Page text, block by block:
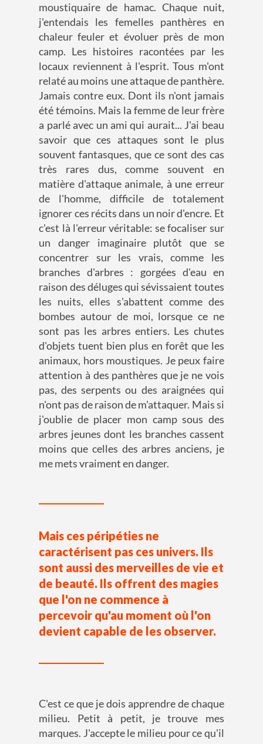
moustiquaire de hamac. Chaque nuit,
j'entendais les femelles panthères en
chaleur feuler et évoluer près de mon
camp. Les histoires racontées par les
locaux reviennent à l'esprit. Tous m'ont
relaté au moins une attaque de panthère.
Jamais contre eux. Dont ils n'ont jamais
été témoins. Mais la femme de leur frère
a parlé avec un ami qui aurait... J'ai beau
savoir que ces attaques sont le plus
souvent fantasques, que ce sont des cas
très rares dus, comme souvent en
matière d'attaque animale, à une erreur
de l'homme, difficile de totalement
ignorer ces récits dans un noir d'encre. Et
c'est là l'erreur véritable: se focaliser sur
un danger imaginaire plutôt que se
concentrer sur les vrais, comme les
branches d'arbres : gorgées d'eau en
raison des déluges qui sévissaient toutes
les nuits, elles s'abattent comme des
bombes autour de moi, lorsque ce ne
sont pas les arbres entiers. Les chutes
d'objets tuent bien plus en forêt que les
animaux, hors moustiques. Je peux faire
attention à des panthères que je ne vois
pas, des serpents ou des araignées qui
n'ont pas de raison de m'attaquer. Mais si
j'oublie de placer mon camp sous des
arbres jeunes dont les branches cassent
moins que celles des arbres anciens, je
me mets vraiment en danger.
Mais ces péripéties ne
caractérisent pas ces univers. Ils
sont aussi des merveilles de vie et
de beauté. Ils offrent des magies
que l'on ne commence à
percevoir qu'au moment où l'on
devient capable de les observer.
C'est ce que je dois apprendre de chaque
milieu. Petit à petit, je trouve mes
marques. J'accepte le milieu pour ce qu'il